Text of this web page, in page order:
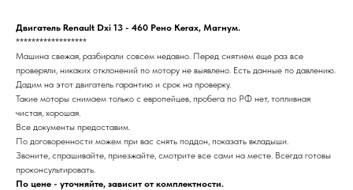
Двигатель Renault Dxi 13 - 460 Рено Kerax, Магнум.
******************
Машина свежая, разбирали совсем недавно. Перед снятием еще раз все
проверяли, никаких отклонений по мотору не выявлено. Есть данные по давлению.
Дадим на этот двигатель гарантию и срок на проверку.
Такие моторы снимаем только с европейцев, пробега по РФ нет, топливная
чистая, хорошая.
Все документы предоставим.
По договоренности можем при вас снять поддон, показать вкладыши.
Звоните, спрашивайте, приезжайте, смотрите все сами на месте. Всегда готовы
проконсультировать.
По цене - уточняйте, зависит от комплектности.